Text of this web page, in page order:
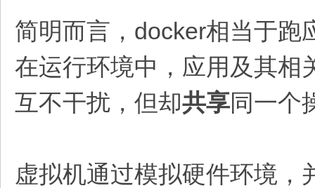
简明而言，docker相当于跑
在运行环境中，应用及其相
互不干扰，但却共享同一个
虚拟机通过模拟硬件环境